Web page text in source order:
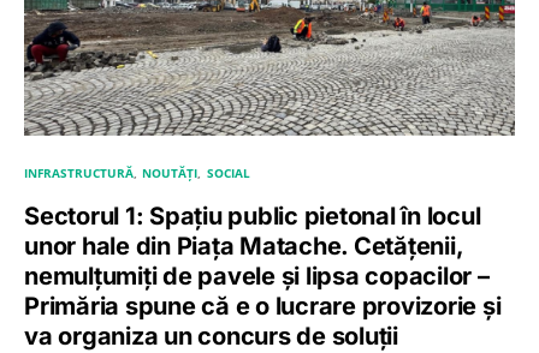
INFRASTRUCTURĂ NOUTĂȚI SOCIAL
Sectorul 1: Spațiu public pietonal în locul
unor hale din Piața Matache. Cetățenii,
nemulțumiți de pavele și lipsa copacilor –
Primăria spune că e o lucrare provizorie și
va organiza un concurs de soluții